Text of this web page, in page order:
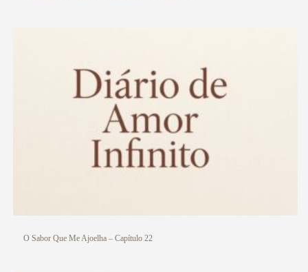
O Sabor Que Me Ajoelha – Capítulo 22